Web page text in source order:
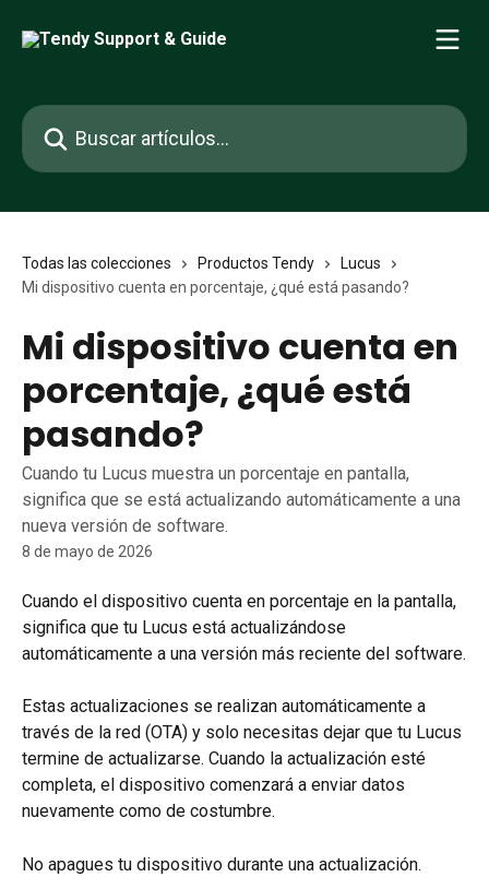
Buscar artículos...
Todas las colecciones Productos Tendy
Lucus
Mi dispositivo cuenta en porcentaje, ¿qué está pasando?
Mi dispositivo cuenta en
porcentaje, ¿qué está
pasando?
Cuando tu Lucus muestra un porcentaje en pantalla,
significa que se está actualizando automáticamente a una
nueva versión de software.
8 de mayo de 2026
Cuando el dispositivo cuenta en porcentaje en la pantalla,
significa que tu Lucus está actualizándose
automáticamente a una versión más reciente del software.
Estas actualizaciones se realizan automáticamente a
través de la red (OTA) y solo necesitas dejar que tu Lucus
termine de actualizarse. Cuando la actualización esté
completa, el dispositivo comenzará a enviar datos
nuevamente como de costumbre.
No apagues tu dispositivo durante una actualización.